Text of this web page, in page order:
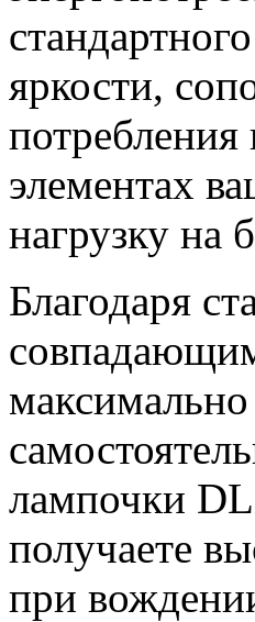
яркости,
элементах
нагрузку на
Благодаря
лампочки
получаете
при